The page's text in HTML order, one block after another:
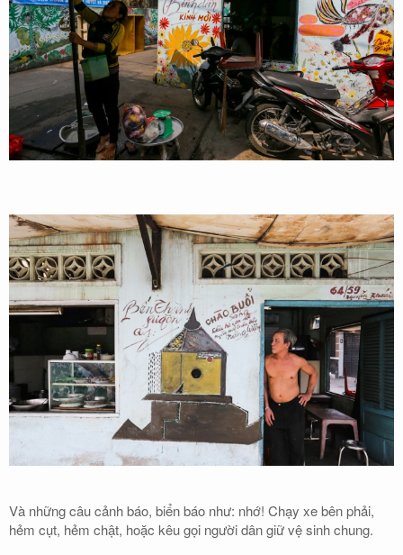
Và những câu cảnh báo, biển báo như: nhớ! Chạy xe bên phải,
hẻm cụt, hẻm chật, hoặc kêu gọi người dân giữ vệ sinh chung.